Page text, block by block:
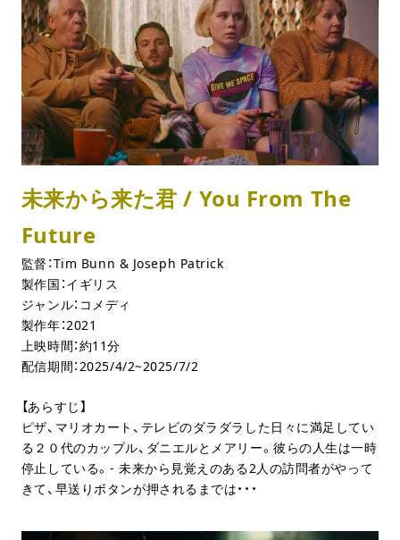
未来から来た君 / You From The
Future
監督：Tim Bunn & Joseph Patrick
製作国：イギリス
ジャンル：コメディ
製作年：2021
上映時間：約11分
配信期間：2025/4/2~2025/7/2
【あらすじ】
ピザ、マリオカート、テレビのダラダラした日々に満足してい
る２０代のカップル、ダニエルとメアリー。彼らの人生は一時
停止している。- 未来から見覚えのある2人の訪問者がやって
きて、早送りボタンが押されるまでは・・・